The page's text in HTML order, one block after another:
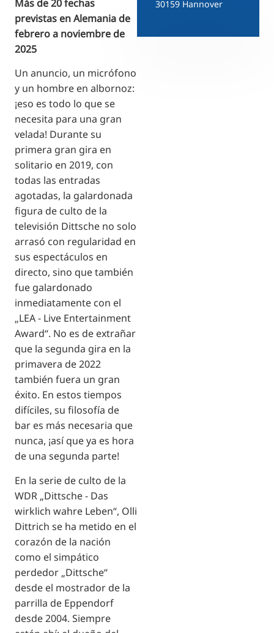
Más de 20 fechas
previstas en Alemania de
febrero a noviembre de
2025
Un anuncio, un micrófono
y un hombre en albornoz:
¡eso es todo lo que se
necesita para una gran
velada! Durante su
primera gran gira en
solitario en 2019, con
todas las entradas
agotadas, la galardonada
figura de culto de la
televisión Dittsche no solo
arrasó con regularidad en
sus espectáculos en
directo, sino que también
fue galardonado
inmediatamente con el
„LEA - Live Entertainment
Award“. No es de extrañar
que la segunda gira en la
primavera de 2022
también fuera un gran
éxito. En estos tiempos
difíciles, su filosofía de
bar es más necesaria que
nunca, ¡así que ya es hora
de una segunda parte!
En la serie de culto de la
WDR „Dittsche - Das
wirklich wahre Leben“, Olli
Dittrich se ha metido en el
corazón de la nación
como el simpático
perdedor „Dittsche“
desde el mostrador de la
parrilla de Eppendorf
desde 2004. Siempre
30159 Hannover